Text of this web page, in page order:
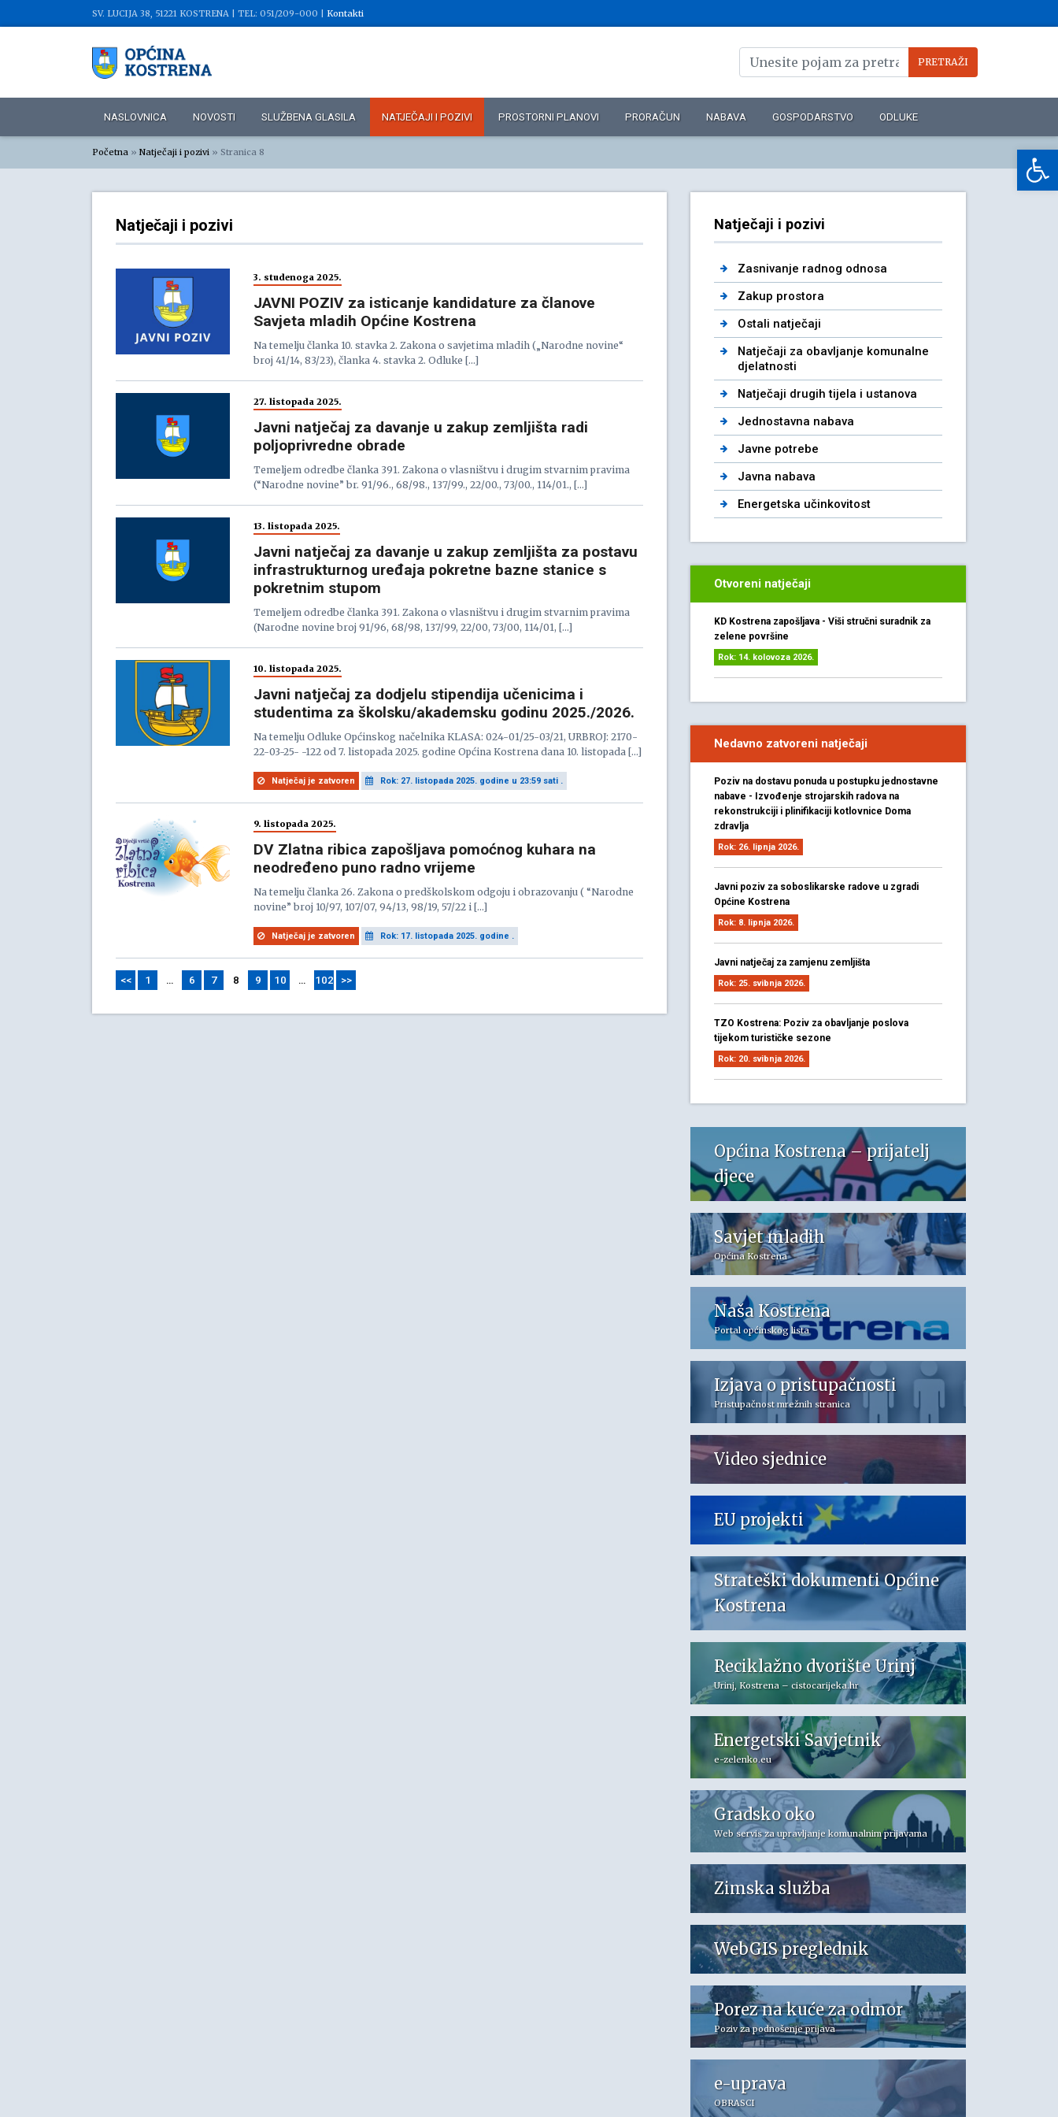
SV. LUCIJA 38, 51221 KOSTRENA | TEL: 051/209-000 | Kontakti
NASLOVNICA NOVOSTI SLUŽBENA GLASILA NATJEČAJI I POZIVI PROSTORNI PLANOVI PRORAČUN NABAVA GOSPODARSTVO ODLUKE
Početna » Natječaji i pozivi » Stranica 8
Natječaji i pozivi
3. studenoga 2025.
JAVNI POZIV za isticanje kandidature za članove
Savjeta mladih Općine Kostrena
Na temelju članka 10. stavka 2. Zakona o savjetima mladih („Narodne novine“
broj 41/14, 83/23), članka 4. stavka 2. Odluke […]
27. listopada 2025.
Javni natječaj za davanje u zakup zemljišta radi
poljoprivredne obrade
Temeljem odredbe članka 391. Zakona o vlasništvu i drugim stvarnim pravima
(“Narodne novine” br. 91/96., 68/98., 137/99., 22/00., 73/00., 114/01., […]
13. listopada 2025.
Javni natječaj za davanje u zakup zemljišta za postavu
infrastrukturnog uređaja pokretne bazne stanice s
pokretnim stupom
Temeljem odredbe članka 391. Zakona o vlasništvu i drugim stvarnim pravima
(Narodne novine broj 91/96, 68/98, 137/99, 22/00, 73/00, 114/01, […]
10. listopada 2025.
Javni natječaj za dodjelu stipendija učenicima i
studentima za školsku/akademsku godinu 2025./2026.
Na temelju Odluke Općinskog načelnika KLASA: 024-01/25-03/21, URBROJ: 2170-
22-03-25- -122 od 7. listopada 2025. godine Općina Kostrena dana 10. listopada […]
Natječaj je zatvoren Rok: 27. listopada 2025. godine u 23:59 sati .
9. listopada 2025.
DV Zlatna ribica zapošljava pomoćnog kuhara na
neodređeno puno radno vrijeme
Na temelju članka 26. Zakona o predškolskom odgoju i obrazovanju ( “Narodne
novine” broj 10/97, 107/07, 94/13, 98/19, 57/22 i […]
Natječaj je zatvoren Rok: 17. listopada 2025. godine .
<< 1 … 6 7 8 9 10 … 102 >>
Natječaji i pozivi
Zasnivanje radnog odnosa
Zakup prostora
Ostali natječaji
Natječaji za obavljanje komunalne
djelatnosti
Natječaji drugih tijela i ustanova
Jednostavna nabava
Javne potrebe
Javna nabava
Energetska učinkovitost
Otvoreni natječaji
KD Kostrena zapošljava - Viši stručni suradnik za
zelene površine
Rok: 14. kolovoza 2026.
Nedavno zatvoreni natječaji
Poziv na dostavu ponuda u postupku jednostavne
nabave - Izvođenje strojarskih radova na
rekonstrukciji i plinifikaciji kotlovnice Doma
zdravlja
Rok: 26. lipnja 2026.
Javni poziv za soboslikarske radove u zgradi
Općine Kostrena
Rok: 8. lipnja 2026.
Javni natječaj za zamjenu zemljišta
Rok: 25. svibnja 2026.
TZO Kostrena: Poziv za obavljanje poslova
tijekom turističke sezone
Rok: 20. svibnja 2026.
Općina Kostrena – prijatelj
djece
Savjet mladih
Općina Kostrena
Naša Kostrena
Portal općinskog lista
Izjava o pristupačnosti
Pristupačnost mrežnih stranica
Video sjednice
EU projekti
Strateški dokumenti Općine
Kostrena
Reciklažno dvorište Urinj
Urinj, Kostrena – cistocarijeka.hr
Energetski Savjetnik
e-zelenko.eu
Gradsko oko
Web servis za upravljanje komunalnim prijavama
Zimska služba
WebGIS preglednik
Porez na kuće za odmor
Poziv za podnošenje prijava
e-uprava
OBRASCI